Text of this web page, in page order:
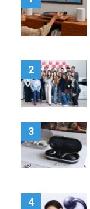
2
3
4